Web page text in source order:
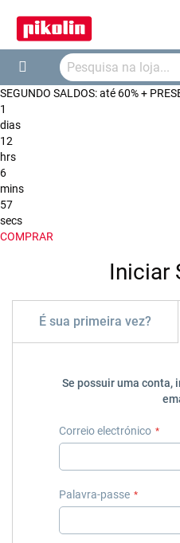
Search
SEGUNDO SALDOS: até 60% +
1
dias
12
hrs
6
mins
57
secs
COMPRAR
Iniciar
É sua primeira vez?
Se possuir uma conta,
Correio electrónico
Palavra-passe